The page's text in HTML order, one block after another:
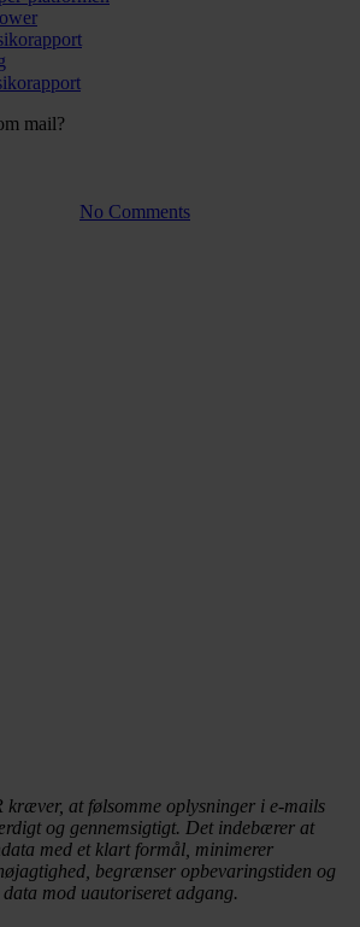
No Comments
kræver, at følsomme oplysninger i e-mails
og gennemsigtigt. Det indebærer at
med et klart formål, minimerer
begrænser opbevaringstiden og
mod uautoriseret adgang.